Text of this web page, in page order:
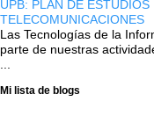
UPB: PLAN DE
TELECOMUNICACIONES
Las Tecnologías de la
parte de nuestras
Mi lista de blogs